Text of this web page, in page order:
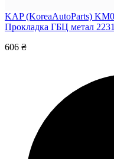
KAP (KoreaAutoParts)
Прокладка ГБЦ метал
606 ₴